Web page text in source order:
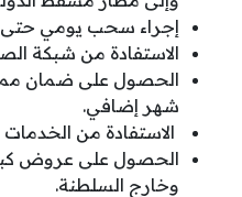
إجراء سحب يومي حتى 2000 ريال عماني.
الاستفادة من شبكة
شهر إضافي.
الاستفادة من
الحصول على عروض
وخارج السلطنة.